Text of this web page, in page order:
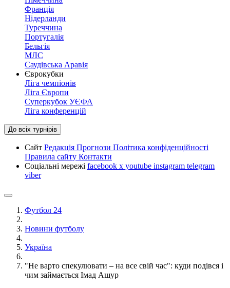
Франція
Нідерланди
Туреччина
Португалія
Бельгія
МЛС
Саудівська Аравія
Єврокубки
Ліга чемпіонів
Ліга Європи
Суперкубок УЄФА
Ліга конференцій
До всіх турнірів
Сайт Редакція Прогнози Політика конфіденційності
Правила сайту Контакти
Соціальні мережі facebook x youtube instagram telegram
viber
Футбол 24
Новини футболу
Україна
"Не варто спекулювати – на все свій час": куди подівся і
чим займається Імад Ашур